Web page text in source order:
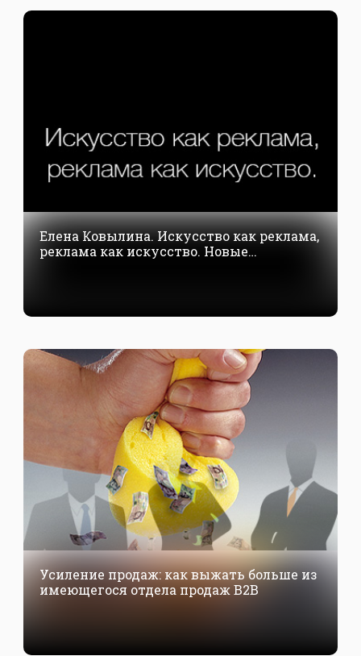
Елена Ковылина. Искусство как реклама,
реклама как искусство. Новые
Усиление продаж: как выжать больше из
имеющегося отдела продаж В2В